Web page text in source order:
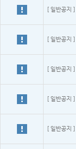
[ 일반공지 ]
[ 일반공지 ]
[ 일반공지 ]
[ 일반공지 ]
[ 일반공지 ]